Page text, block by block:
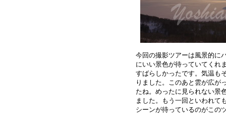
今回の撮影ツアーは風景的に
にいい景色が待っていてくれ
すばらしかったです。気温も
りました。このあと雲が広が
たね。めったに見られない景
ました。もう一回といわれて